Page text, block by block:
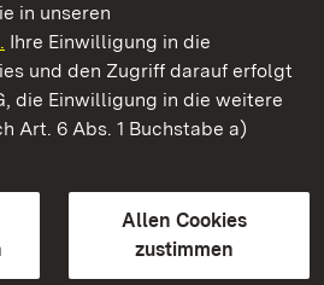
in unseren
Ihre Einwilligung in die
und den Zugriff darauf erfolgt
die Einwilligung in die weitere
Art. 6 Abs. 1 Buchstabe a)
Allen Cookies
zustimmen
Baden‑Württemberg
Gärten Baden-Württemberg
Sprache
Seiten)